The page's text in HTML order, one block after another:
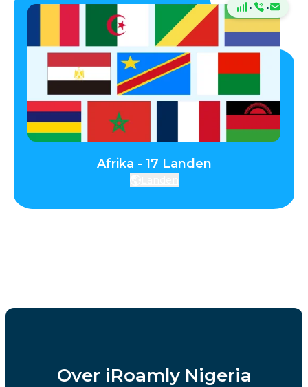
· ·
Afrika - 17 Landen
Over iRoamly Nigeria